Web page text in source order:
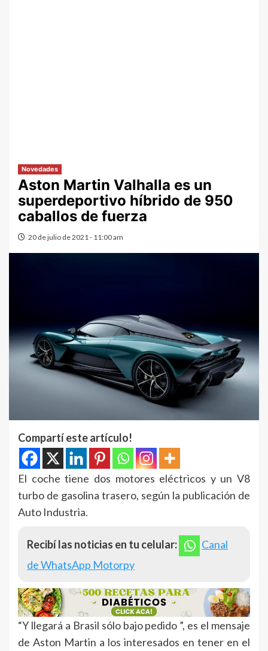
Novedades
Aston Martin Valhalla es un
superdeportivo híbrido de 950
caballos de fuerza
20 de julio de 2021 - 11:00 am
Compartí este artículo!
El coche tiene dos motores eléctricos y un V8
turbo de gasolina trasero, según la publicación de
Auto Industria.
Recibí las noticias en tu celular:
Canal
de WhatsApp Motorpy
“Y llegará a Brasil sólo bajo pedido ”, es el mensaje
de Aston Martin a los interesados en tener en el